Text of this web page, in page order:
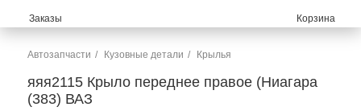
Автозапчасти Кузовные детали Крылья
яяя2115 Крыло переднее правое (Ниагара
(383) ВАЗ